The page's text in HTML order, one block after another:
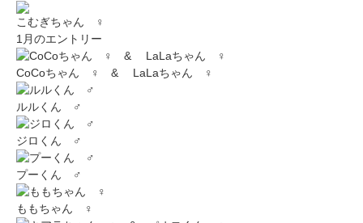
こむぎちゃん ♀
1月のエントリー
CoCoちゃん ♀ & LaLaちゃん ♀
ルルくん ♂
ジロくん ♂
プーくん ♂
ももちゃん ♀